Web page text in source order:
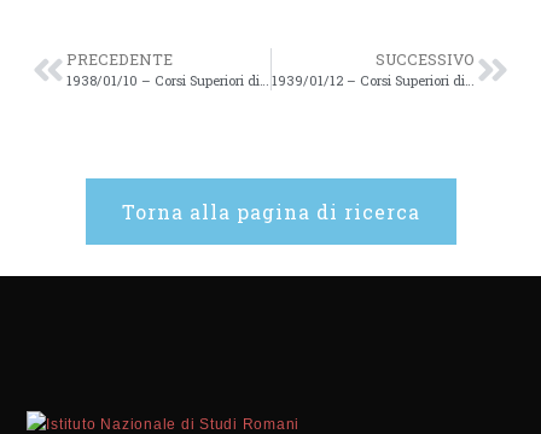
PRECEDENTE
1938/01/10 – Corsi Superiori di Studi Romani Anno Acc. 1938/39 XIII – 19v
SUCCESSIVO
1939/01/12 – Corsi Superiori di Studi Romani Anno Acc. 1938/39 XIII – 20v
Torna alla pagina di ricerca